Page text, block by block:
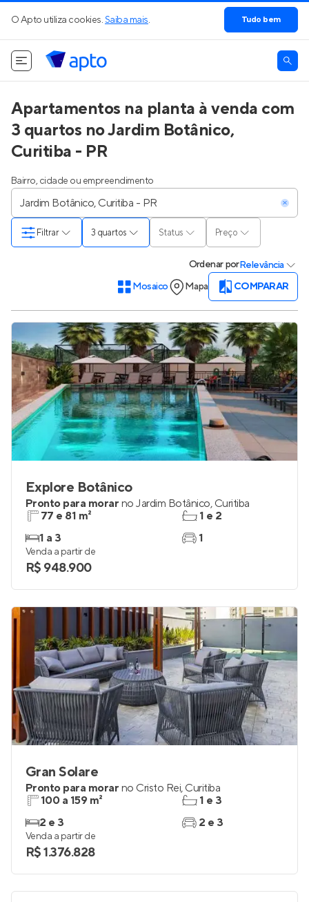
O Apto utiliza cookies. Saiba mais. Tudo bem
Apartamentos na planta à venda com
3 quartos no Jardim Botânico,
Curitiba - PR
Bairro, cidade ou empreendimento
3 quartos Status Preço
Filtrar
OrdenarporRelevância
Mosaico
Mapa COMPARAR
Explore Botânico
Pronto para morar no Jardim Botânico, Curitiba
77 e 81 m²
1 a 3
1 e 2
1
Venda a partir de
R$ 948.900
Gran Solare
Pronto para morar no Cristo Rei, Curitiba
100 a 159 m²
2 e 3
1 e 3
2 e 3
Venda a partir de
R$ 1.376.828